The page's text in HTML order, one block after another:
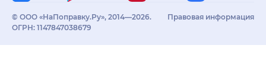
© ООО «НаПоправку.Ру», 2014—2026.
ОГРН: 1147847038679
Правовая информация